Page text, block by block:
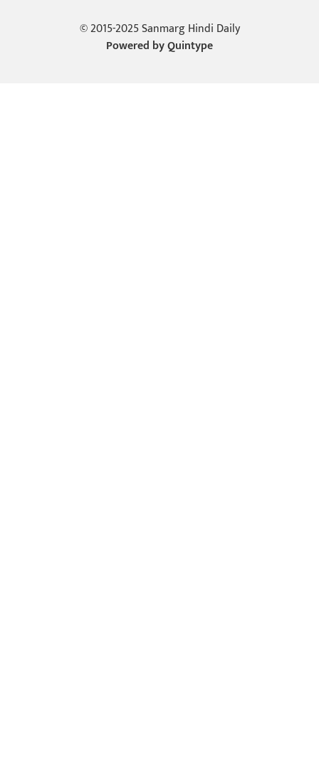
© 2015-2025 Sanmarg Hindi Daily
Powered byQuintype